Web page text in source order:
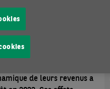
considérablement
d’un système
Au
de leurs revenus a